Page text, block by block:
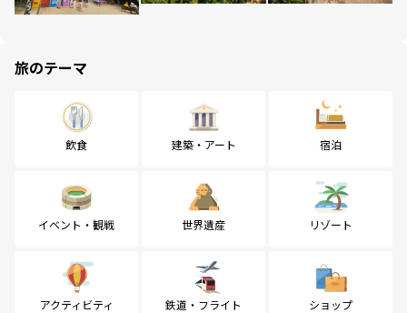
旅のテーマ
飲食 建築・アート 宿泊
イベント・観戦 世界遺産 リゾート
アクティビティ 鉄道・フライト ショップ